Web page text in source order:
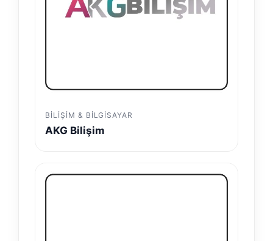
BILIŞIM & BILGISAYAR
AKG Bilişim